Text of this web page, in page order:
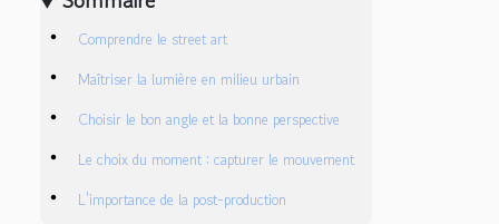
Comprendre le street art
Maîtriser la lumière en milieu urbain
Choisir le bon angle et la bonne perspective
Le choix du moment : capturer le mouvement
L'importance de la post-production